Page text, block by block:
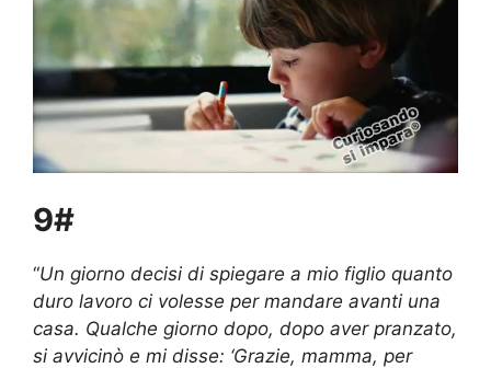
9#
“Un giorno decisi di spiegare a mio figlio quanto
duro lavoro ci volesse per mandare avanti una
casa. Qualche giorno dopo, dopo aver pranzato,
si avvicinò e mi disse: ‘Grazie, mamma, per